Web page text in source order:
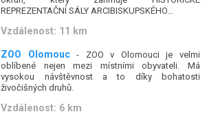
REPREZENTAČNÍ SÁLY ARCIBISKUPSKÉHO...
Vzdálenost: 11 km
ZOO Olomouc- ZOO v Olomouci je velmi
oblíbené nejen mezi místními obyvateli. Má
vysokou návštěvnost a to díky bohatosti
živočišných druhů.
Vzdálenost: 6 km